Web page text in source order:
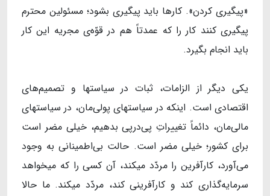
«پیگیری کردن». کارها باید پیگیری بشود؛ مسئولین محترم
پیگیری کنند کار را که عمدتاً هم در قوّه‌ی مجریه این کار
باید انجام بگیرد.
یکی دیگر از الزامات، ثبات در سیاستها و تصمیم‌های
اقتصادی است. اینکه در سیاستهای پولی‌مان، در سیاستهای
مالی‌مان، دائماً تغییراتِ پی‌در‌پی بدهیم، خیلی مضر است
برای کشور؛ خیلی مضر است. حالت بی‌اطمینانی به وجود
می‌آورد، کارآفرین را مردّد میکند، آن کسی را که میخواهد
سرمایه‌گذاری کند و کارآفرینی کند، مردّد میکند. ما حالا